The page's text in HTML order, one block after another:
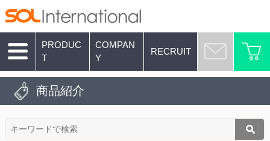
PRODUC
T
COMPAN
Y
RECRUIT
商品紹介